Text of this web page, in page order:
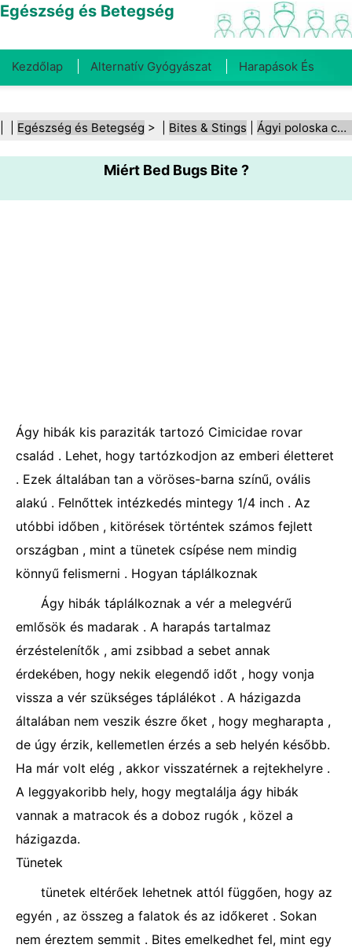
Egészség és Betegség
Kezdőlap Alternatív Gyógyászat Harapások És
Fogegészség Diéta És Táplálkozás Családi
Egészségügyi Ágazat Mentális Egészség
Közegészségügy És Biztonság Sebészet És
Egészség és Betegség > | Bites & Stings Ágyi poloska csípései
Miért Bed Bugs Bite ?
Ágy hibák kis paraziták tartozó Cimicidae rovar
család . Lehet, hogy tartózkodjon az emberi életteret
. Ezek általában tan a vöröses-barna színű, ovális
alakú . Felnőttek intézkedés mintegy 1/4 inch . Az
utóbbi időben , kitörések történtek számos fejlett
országban , mint a tünetek csípése nem mindig
könnyű felismerni . Hogyan táplálkoznak
Ágy hibák táplálkoznak a vér a melegvérű
emlősök és madarak . A harapás tartalmaz
érzéstelenítők , ami zsibbad a sebet annak
érdekében, hogy nekik elegendő időt , hogy vonja
vissza a vér szükséges táplálékot . A házigazda
általában nem veszik észre őket , hogy megharapta ,
de úgy érzik, kellemetlen érzés a seb helyén később.
Ha már volt elég , akkor visszatérnek a rejtekhelyre .
A leggyakoribb hely, hogy megtalálja ágy hibák
vannak a matracok és a doboz rugók , közel a
házigazda.
Tünetek
tünetek eltérőek lehetnek attól függően, hogy az
egyén , az összeg a falatok és az időkeret . Sokan
nem éreztem semmit . Bites emelkedhet fel, mint egy